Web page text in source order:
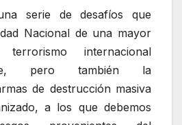
serie de desafíos que
Nacional de una mayor
internacional
pero también la
de destrucción masiva
a los que debemos